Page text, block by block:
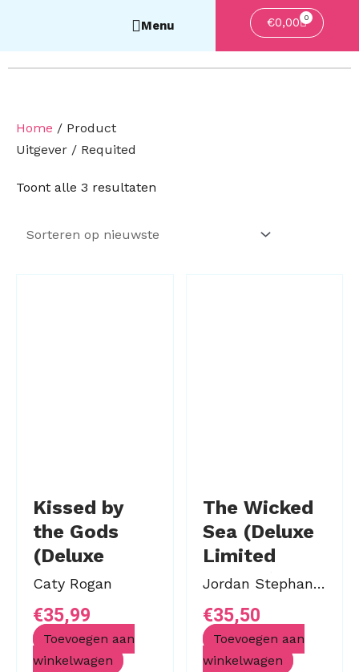
€0,00 0
Home / Product
Uitgever / Requited
Toont alle 3 resultaten
nieuwste
Kissed by
the Gods
(Deluxe
Limited
Edition)
Caty Rogan
€35,99
Toevoegen aan
winkelwagen
The Wicked
Sea (Deluxe
Limited
Edition)
Jordan Stephanie Gray
€35,50
Toevoegen aan
winkelwagen